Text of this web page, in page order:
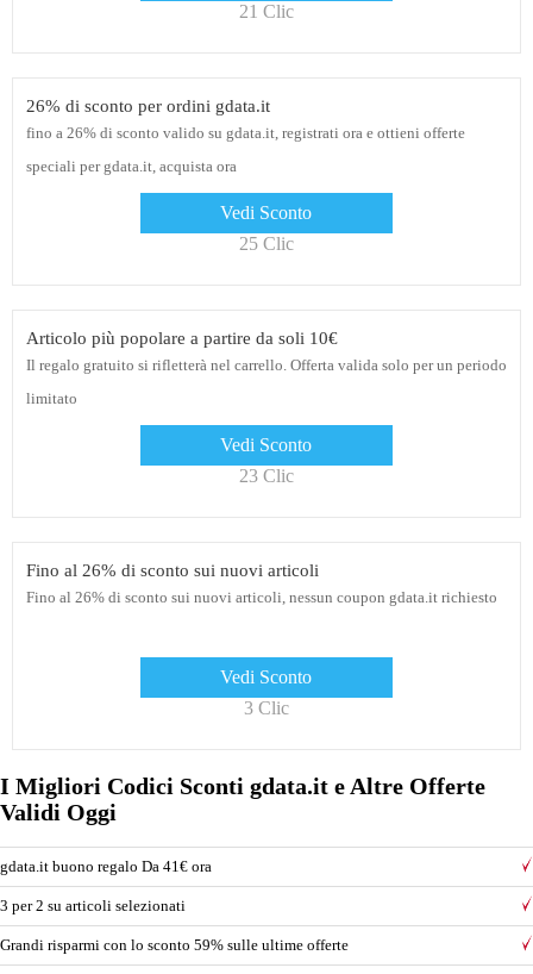
21 Clic
26% di sconto per ordini gdata.it
fino a 26% di sconto valido su gdata.it, registrati ora e ottieni offerte
speciali per gdata.it, acquista ora
Vedi Sconto
25 Clic
Articolo più popolare a partire da soli 10€
Il regalo gratuito si rifletterà nel carrello. Offerta valida solo per un periodo
limitato
Vedi Sconto
23 Clic
Fino al 26% di sconto sui nuovi articoli
Fino al 26% di sconto sui nuovi articoli, nessun coupon gdata.it richiesto
Vedi Sconto
3 Clic
I Migliori Codici Sconti gdata.it e Altre Offerte
Validi Oggi
gdata.it buono regalo Da 41€ ora
3 per 2 su articoli selezionati
Grandi risparmi con lo sconto 59% sulle ultime offerte